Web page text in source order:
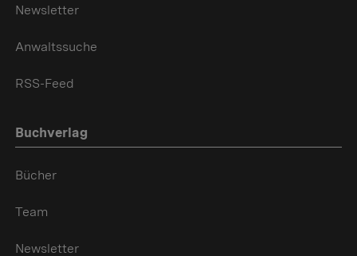
Newsletter
Anwaltssuche
RSS-Feed
Buchverlag
Bücher
Team
Newsletter